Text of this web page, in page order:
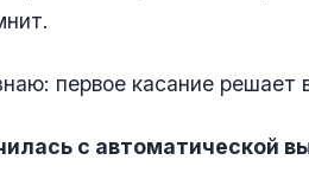
первое касание решает
с автоматической